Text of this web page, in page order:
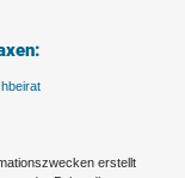
erstellt